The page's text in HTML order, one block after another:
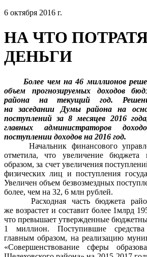
6 октября 2016 г.
НА ЧТО
ДЕНЬГИ
Более чем на 46 миллионов
объем прогнозируемых доходов
района на текущий год.
на заседании Думы района на
поступлений за 8 месяцев 2016
главных администраторов
поступлении доходов на 2016 год.
Начальник финансового
отметила, что увеличение бюджета
образом, за счет увеличения
физических лиц и поступления
Увеличен объем безвозмездных
более, чем на 32, 6 млн рублей.
Расходная часть бюджета
же возрастет и составит более 1млрд
что превышает утвержденные
1 миллион. Поступившие
главным образом, на реализацию
«Совершенствование сферы